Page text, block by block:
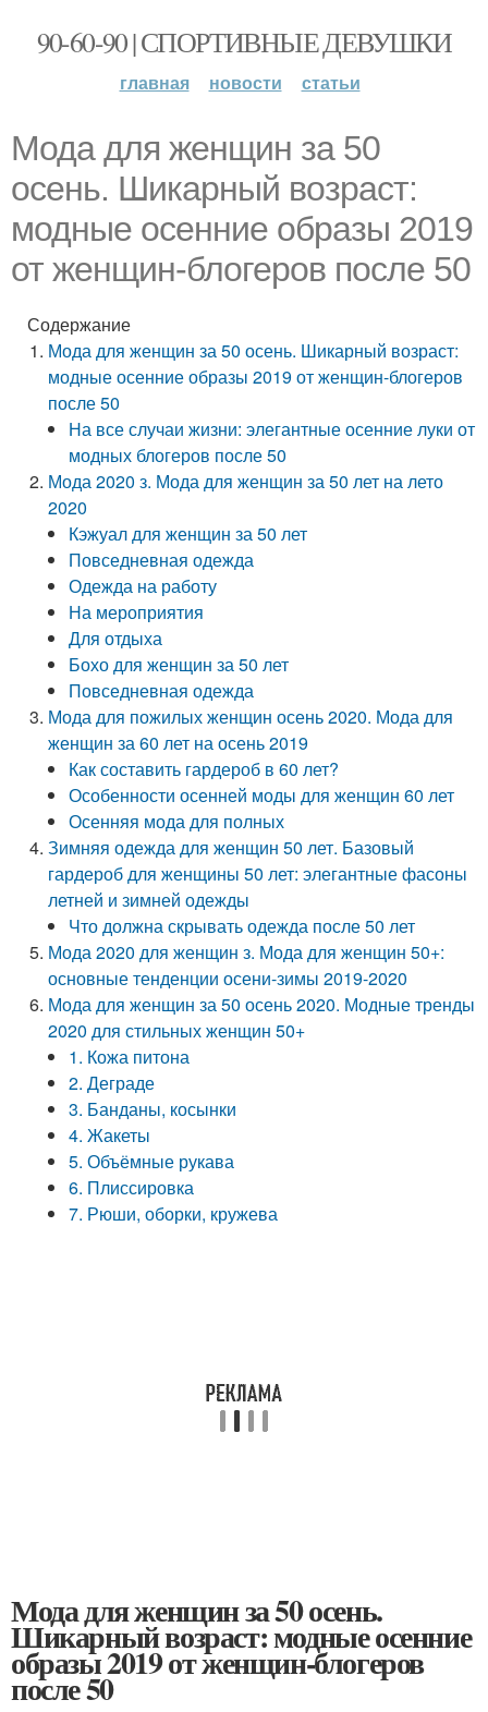
90-60-90 | СПОРТИВНЫЕ ДЕВУШКИ
главная новости статьи
Мода для женщин за 50
осень. Шикарный возраст:
модные осенние образы 2019
от женщин-блогеров после 50
Содержание
Мода для женщин за 50 осень. Шикарный возраст:
модные осенние образы 2019 от женщин-блогеров
после 50
На все случаи жизни: элегантные осенние луки от
модных блогеров после 50
Мода 2020 з. Мода для женщин за 50 лет на лето
2020
Кэжуал для женщин за 50 лет
Повседневная одежда
Одежда на работу
На мероприятия
Для отдыха
Бохо для женщин за 50 лет
Повседневная одежда
Мода для пожилых женщин осень 2020. Мода для
женщин за 60 лет на осень 2019
Как составить гардероб в 60 лет?
Особенности осенней моды для женщин 60 лет
Осенняя мода для полных
Зимняя одежда для женщин 50 лет. Базовый
гардероб для женщины 50 лет: элегантные фасоны
летней и зимней одежды
Что должна скрывать одежда после 50 лет
Мода 2020 для женщин з. Мода для женщин 50+:
основные тенденции осени-зимы 2019-2020
Мода для женщин за 50 осень 2020. Модные тренды
2020 для стильных женщин 50+
1. Кожа питона
2. Деграде
3. Банданы, косынки
4. Жакеты
5. Объёмные рукава
6. Плиссировка
7. Рюши, оборки, кружева
Мода для женщин за 50 осень.
Шикарный возраст: модные осенние
образы 2019 от женщин-блогеров
после 50